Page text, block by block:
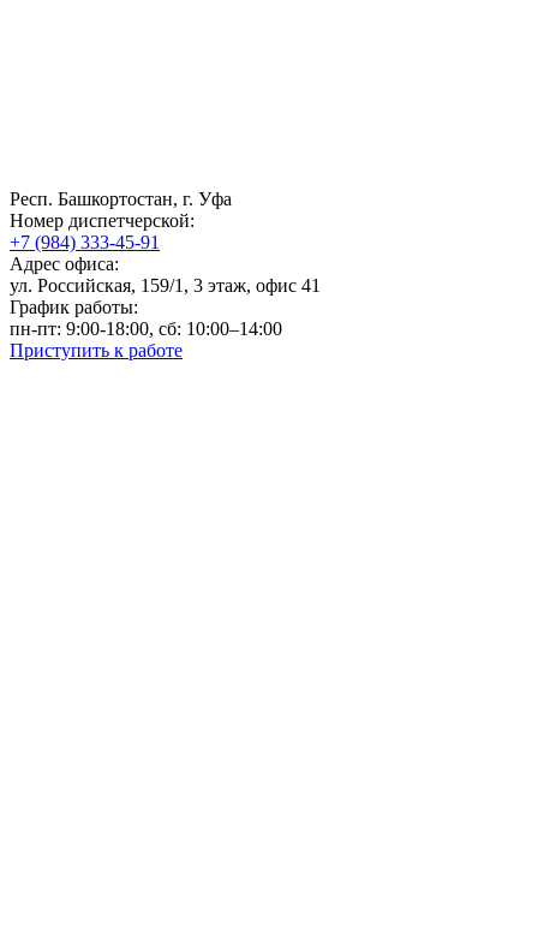
Респ. Башкортостан, г. Уфа
Номер диспетчерской:
+7 (984) 333-45-91
Адрес офиса:
ул. Российская, 159/1, 3 этаж, офис 41
График работы:
пн-пт: 9:00-18:00, сб: 10:00–14:00
Приступить к работе